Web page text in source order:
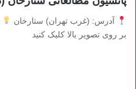
آدرس: (غرب تهران) ستارخان
بر روی تصویر بالا کلیک کنید